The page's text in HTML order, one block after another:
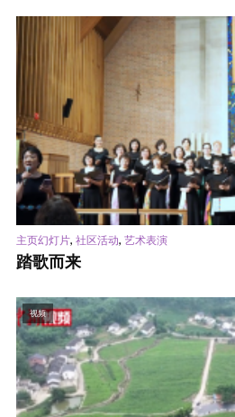
主页幻灯片, 社区活动, 艺术表演
踏歌而来
视频